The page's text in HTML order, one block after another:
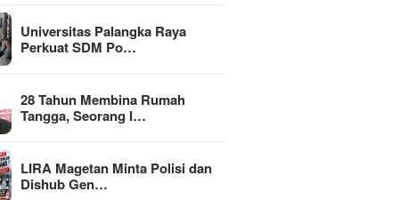
Universitas Palangka Raya
Perkuat SDM Po…
28 Tahun Membina Rumah
Tangga, Seorang I…
LIRA Magetan Minta Polisi dan
Dishub Gen…